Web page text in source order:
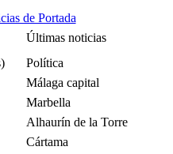
de Portada
Últimas noticias
Política
Málaga capital
Marbella
Alhaurín de la Torre
Cártama